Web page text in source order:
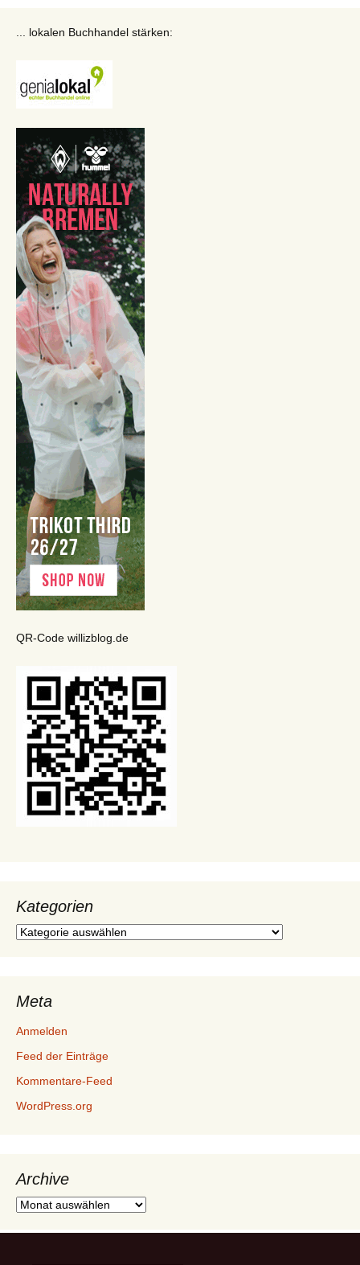
... lokalen Buchhandel stärken:
QR-Code willizblog.de
Kategorien
Kategorien
Meta
Anmelden
Feed der Einträge
Kommentare-Feed
WordPress.org
Archive
Archive